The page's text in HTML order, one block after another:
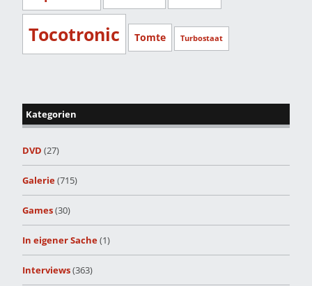
Tocotronic Tomte Turbostaat
Kategorien
DVD (27)
Galerie(715)
Games(30)
In eigener Sache(1)
Interviews(363)